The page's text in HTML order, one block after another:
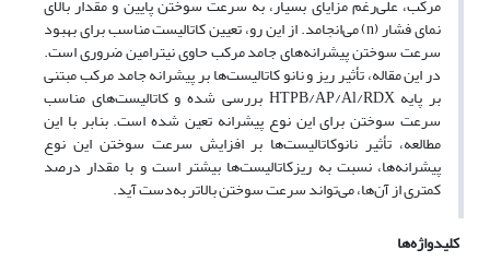
مرکب، علی‌رغم مزایای بسیار، به سرعت سوختن پایین و مقدار بالای
نمای فشار (n) می‌انجامد. از این رو، تعیین کاتالیست مناسب برای بهبود
سرعت سوختن پیشرانه‌های جامد مرکب حاوی نیترامین ضروری است.
در این مقاله، تأثیر ریز و نانو کاتالیست‌ها بر پیشرانه جامد مرکب مبتنی
بر پایه HTPB/AP/Al/RDX بررسی شده و کاتالیست‌های مناسب
سرعت سوختن برای این نوع پیشرانه تعین شده است. بنابر با این
مطالعه، تأثیر نانوکاتالیست‌ها بر افزایش سرعت سوختن این نوع
پیشرانه‌ها، نسبت به ریزکاتالیست‌ها بیشتر است و با مقدار درصد
کمتری از آن‌ها، می‌تواند سرعت سوختن بالاتر به‌دست آید.
کلیدواژه‌ها